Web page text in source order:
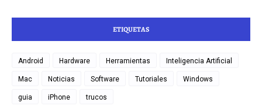
ETIQUETAS
Android Hardware Herramientas Inteligencia Artificial
Mac Noticias Software Tutoriales Windows
guia iPhone trucos